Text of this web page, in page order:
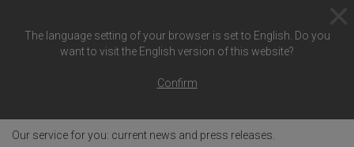
The language setting of your browser is set to English. Do you
want to visit the English version of this website?
Confirm
News & Press
Our service for you: current news and press releases.